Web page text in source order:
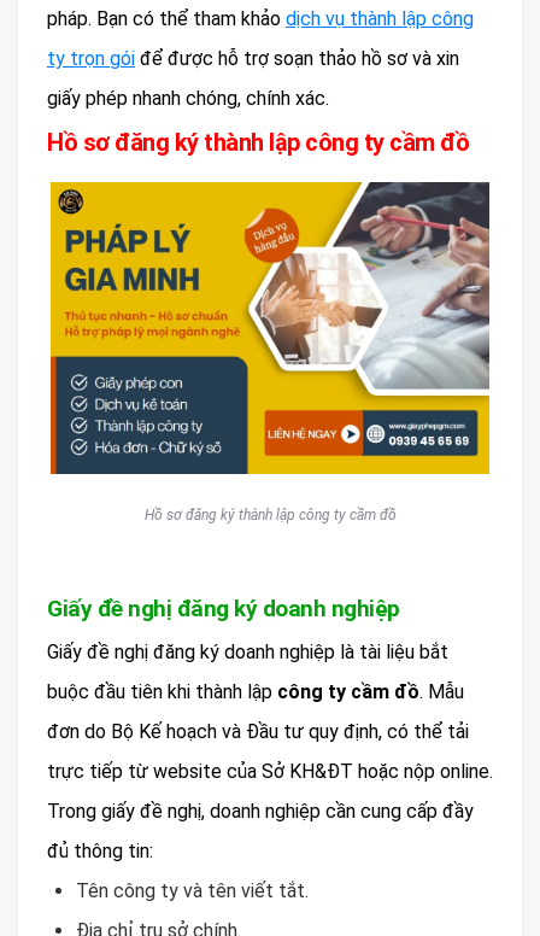
pháp. Bạn có thể tham khảo dịch vụ thành lập công
ty trọn gói để được hỗ trợ soạn thảo hồ sơ và xin
giấy phép nhanh chóng, chính xác.
Hồ sơ đăng ký thành lập công ty cầm đồ
Hồ sơ đăng ký thành lập công ty cầm đồ
Giấy đề nghị đăng ký doanh nghiệp
Giấy đề nghị đăng ký doanh nghiệp là tài liệu bắt
buộc đầu tiên khi thành lập công ty cầm đồ. Mẫu
đơn do Bộ Kế hoạch và Đầu tư quy định, có thể tải
trực tiếp từ website của Sở KH&ĐT hoặc nộp online.
Trong giấy đề nghị, doanh nghiệp cần cung cấp đầy
đủ thông tin:
Tên công ty và tên viết tắt.
Địa chỉ trụ sở chính.